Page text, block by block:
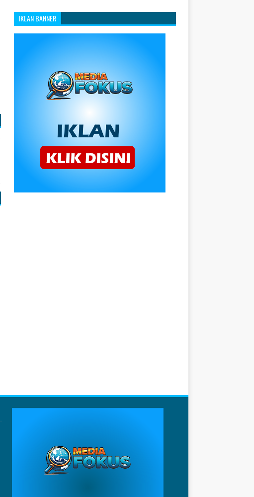
IKLAN BANNER